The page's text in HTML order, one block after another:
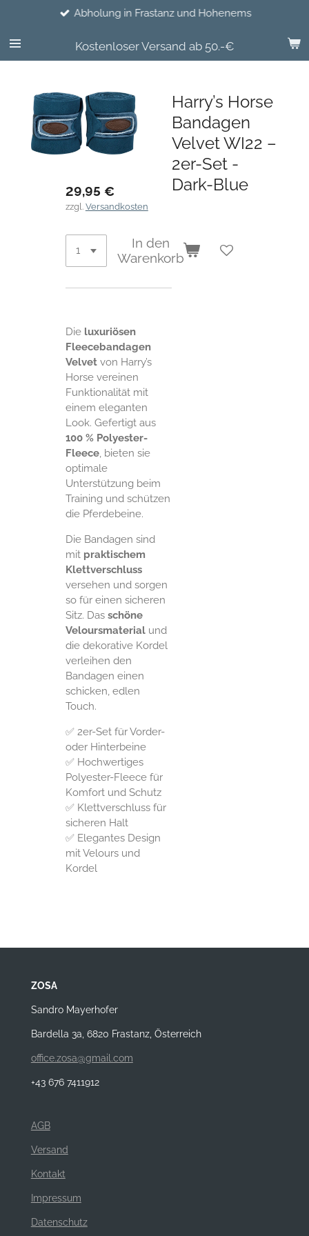
springen
Kostenloser Versand ab 50.-€
Abholung in Frastanz und Hohenems
Harry’s Horse
Bandagen
Velvet WI22 –
2er-Set -
Dark-Blue
29,95 €
zzgl. Versandkosten
In den
Warenkorb
Die luxuriösen
Fleecebandagen
Velvetvon Harry’s
Horse vereinen
Funktionalität mit
einem eleganten
Look. Gefertigt aus
100 % Polyester-
Fleece, bieten sie
optimale
Unterstützung beim
Training und schützen
die Pferdebeine.
Die Bandagen sind
mit praktischem
Klettverschluss
versehen und sorgen
so für einen sicheren
Sitz. Das schöne
Veloursmaterialund
die dekorative Kordel
verleihen den
Bandagen einen
schicken, edlen
Touch.
✅ 2er-Set für Vorder-
oder Hinterbeine
✅ Hochwertiges
Polyester-Fleece für
Komfort und Schutz
✅ Klettverschluss für
sicheren Halt
✅ Elegantes Design
mit Velours und
Kordel
ZOSA
Sandro Mayerhofer
Bardella 3a, 6820 Frastanz, Österreich
office.zosa@gmail.com
+43 676 7411912
AGB
Versand
Kontakt
Impressum
Datenschutz